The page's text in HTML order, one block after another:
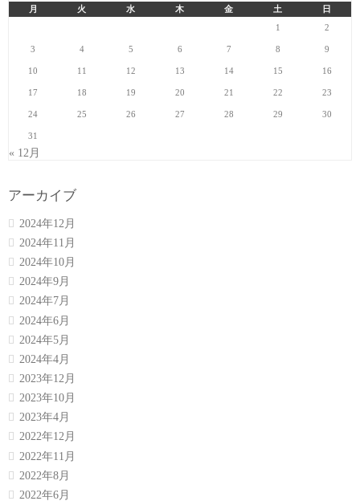
月 火 水 木 金 土
日
1
2
3 4 5 6 7 8 9
10 11 12 13 14 15 16
17 18 19 20 21 22 23
24 25 26 27 28 29 30
31
« 12月
アーカイブ
2024年12月
2024年11月
2024年10月
2024年9月
2024年7月
2024年6月
2024年5月
2024年4月
2023年12月
2023年10月
2023年4月
2022年12月
2022年11月
2022年8月
2022年6月